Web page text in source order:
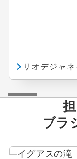
リオデジャ
ブラ